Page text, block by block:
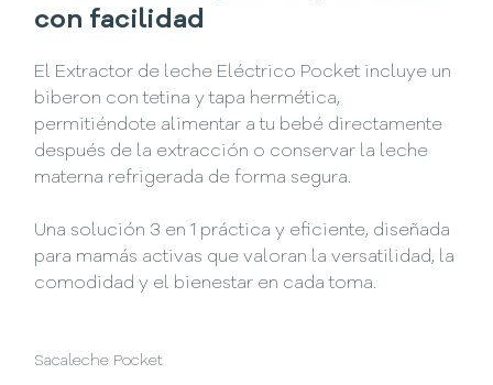
con facilidad
El Extractor de leche Eléctrico Pocket incluye un
biberon con tetina y tapa hermética,
permitiéndote alimentar a tu bebé directamente
después de la extracción o conservar la leche
materna refrigerada de forma segura.
Una solución 3 en 1 práctica y eficiente, diseñada
para mamás activas que valoran la versatilidad, la
comodidad y el bienestar en cada toma.
Sacaleche Pocket